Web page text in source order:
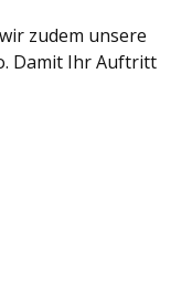
zudem unsere
Damit Ihr Auftritt